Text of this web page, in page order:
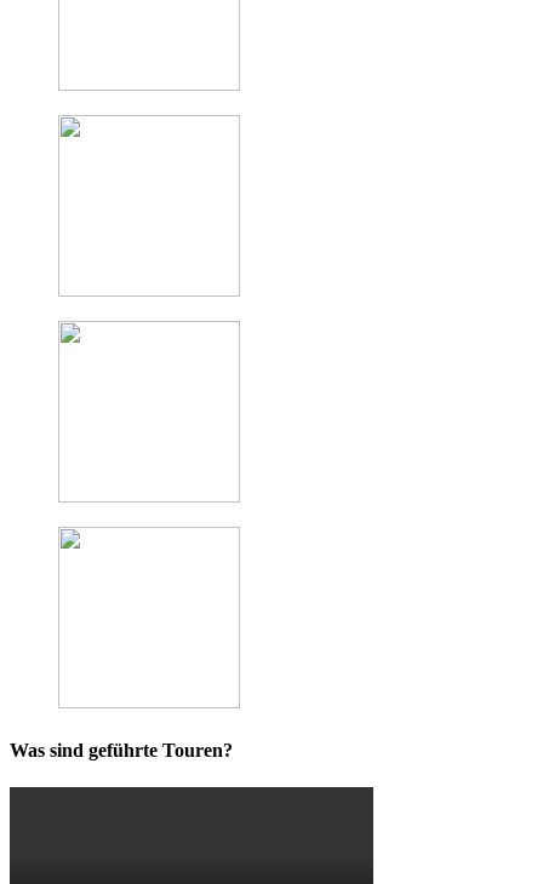
Was sind geführte Touren?